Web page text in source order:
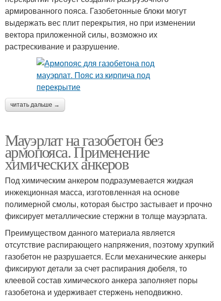
армированного пояса. Газобетонные блоки могут
выдержать вес плит перекрытия, но при изменении
вектора приложенной силы, возможно их
растрескивание и разрушение.
читать дальше →
Мауэрлат на газобетон без
армопояса. Применение
химических анкеров
Под химическим анкером подразумевается жидкая
инжекционная масса, изготовленная на основе
полимерной смолы, которая быстро застывает и прочно
фиксирует металлические стержни в толще мауэрлата.
Преимуществом данного материала является
отсутствие распирающего напряжения, поэтому хрупкий
газобетон не разрушается. Если механические анкеры
фиксируют детали за счет распирания дюбеля, то
клеевой состав химического анкера заполняет поры
газобетона и удерживает стержень неподвижно.